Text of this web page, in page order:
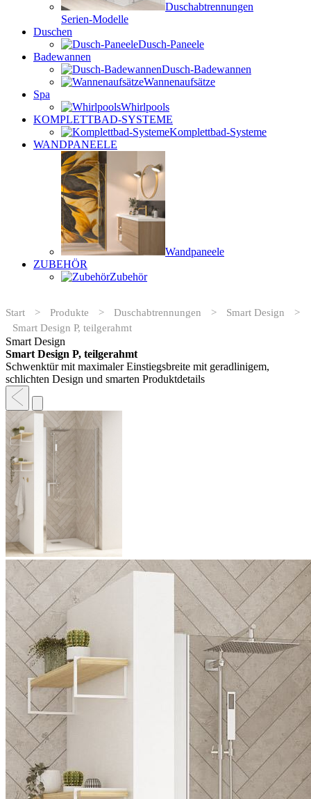
Duschabtrennungen
Serien-Modelle
Duschen
Dusch-Paneele
Badewannen
Dusch-Badewannen
Wannenaufsätze
Spa
Whirlpools
KOMPLETTBAD-SYSTEME
Komplettbad-Systeme
WANDPANEELE
Wandpaneele
ZUBEHÖR
Zubehör
Start > Produkte > Duschabtrennungen > Smart Design
>
Smart Design P, teilgerahmt
Smart Design
Smart Design P, teilgerahmt
Schwenktür mit maximaler Einstiegsbreite mit geradlinigem,
schlichten Design und smarten Produktdetails